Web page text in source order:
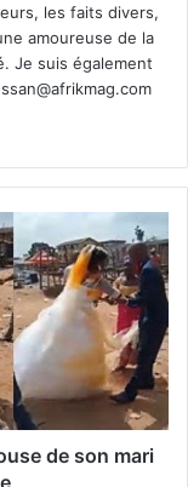
les faits divers,
amoureuse de la
Je suis également
de son mari